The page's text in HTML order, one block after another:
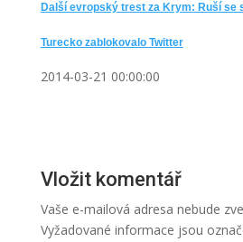
Další evropský trest za Krym: Ruší se
Turecko zablokovalo Twitter
2014-03-21 00:00:00
Vložit komentář
Vaše e-mailová adresa nebude
Vyžadované informace jsou